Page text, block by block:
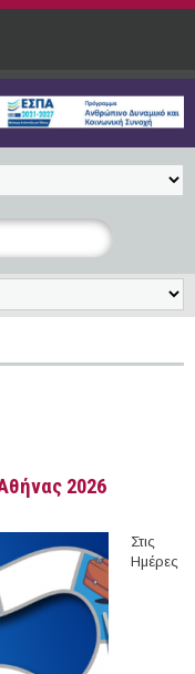
2026
Στις
Ημέρες